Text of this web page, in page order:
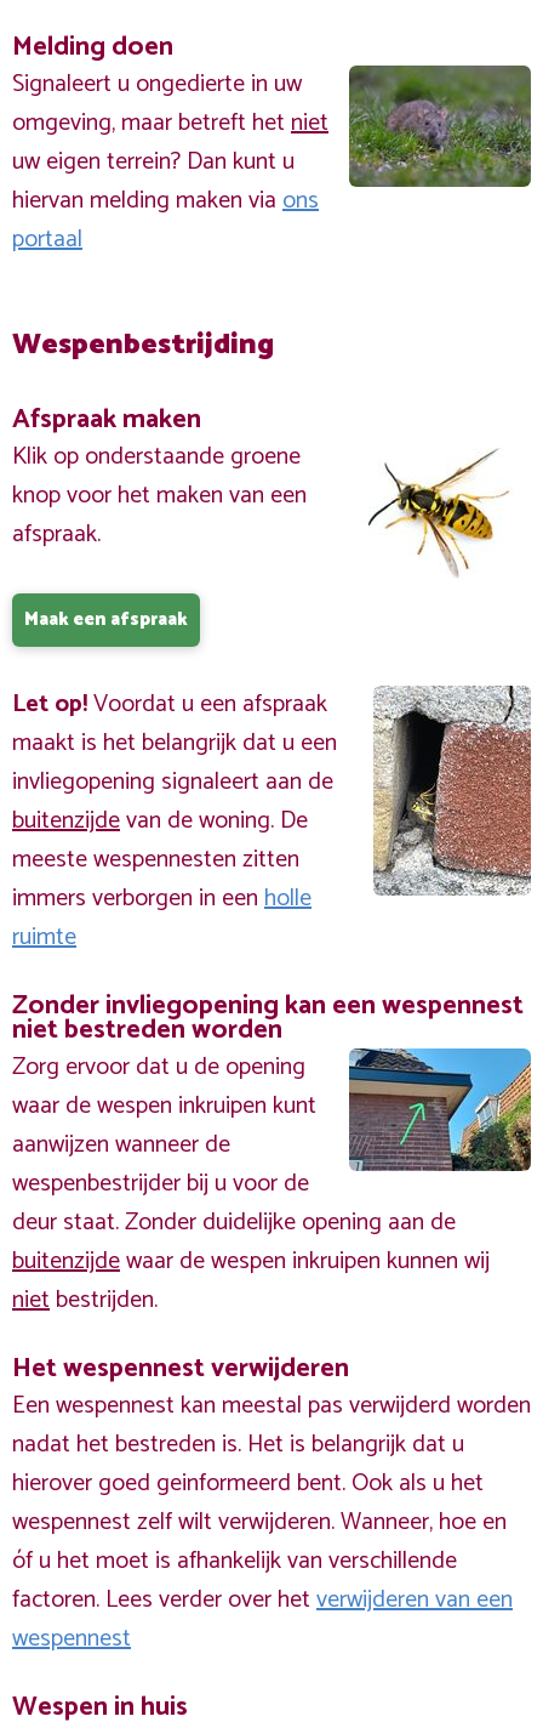
Melding doen
Signaleert u ongedierte in uw
omgeving, maar betreft hetniet
uw eigen terrein? Dan kunt u
hiervan melding maken viaons
portaal
Wespenbestrijding
Afspraak maken
Klik op onderstaande groene
knop voor het maken van een
afspraak.
Maak een afspraak
Let op!Voordat u een afspraak
maakt is het belangrijk dat u een
invliegopening signaleert aan de
buitenzijdevan de woning. De
meeste wespennesten zitten
immers verborgen in eenholle
ruimte
Zonder invliegopening kan een wespennest
niet bestreden worden
Zorg ervoor dat u de opening
waar de wespen inkruipen kunt
aanwijzen wanneer de
wespenbestrijder bij u voor de
deur staat. Zonder duidelijke opening aan de
buitenzijdewaar de wespen inkruipen kunnen wij
nietbestrijden.
Het wespennest verwijderen
Een wespennest kan meestal pas verwijderd worden
nadat het bestreden is. Het is belangrijk dat u
hierover goed geinformeerd bent. Ook als u het
wespennest zelf wilt verwijderen. Wanneer, hoe en
óf u het moet is afhankelijk van verschillende
factoren. Lees verder over hetverwijderen van een
wespennest
Wespen in huis